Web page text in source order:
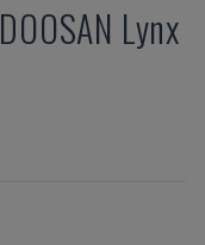
DOOSAN Lynx